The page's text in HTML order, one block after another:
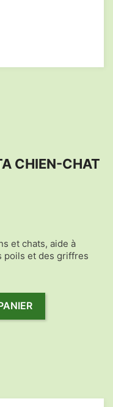
CHIEN-CHAT
et chats, aide à
poils et des griffres